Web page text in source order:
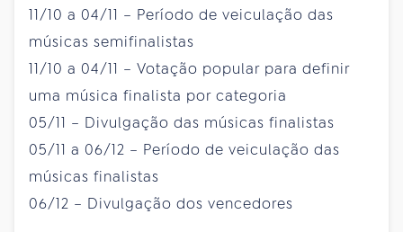
11/10 a 04/11 – Período de veiculação das
músicas semifinalistas
11/10 a 04/11 – Votação popular para definir
uma música finalista por categoria
05/11 – Divulgação das músicas finalistas
05/11 a 06/12 – Período de veiculação das
músicas finalistas
06/12 – Divulgação dos vencedores